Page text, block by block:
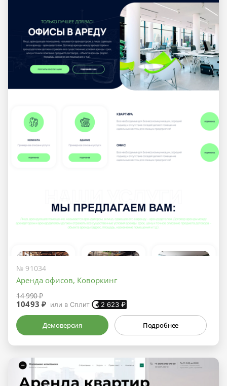
№ 91034
Аренда офисов, Коворкинг
14 990 ₽
10493 ₽ или в Сплит 2 623 ₽
Демоверсия Подробнее